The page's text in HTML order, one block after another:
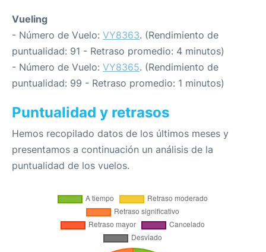
Vueling
- Número de Vuelo: VY8363. (Rendimiento de
puntualidad: 91 - Retraso promedio: 4 minutos)
- Número de Vuelo: VY8365. (Rendimiento de
puntualidad: 99 - Retraso promedio: 1 minutos)
Puntualidad y retrasos
Hemos recopilado datos de los últimos meses y
presentamos a continuación un análisis de la
puntualidad de los vuelos.